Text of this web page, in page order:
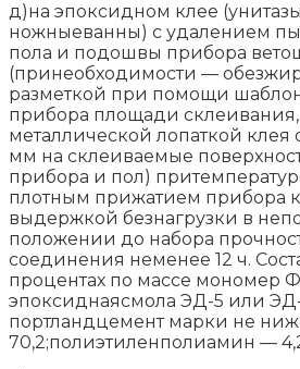
д)на эпоксидном клее
ножныеванны) с удалением
пола и подошвы прибора
(принеобходимости —
разметкой при помощи
прибора площади
металлической лопаткой
мм на склеиваемые
прибора и пол)
плотным прижатием прибора
выдержкой безнагрузки в
положении до набора
соединения неменее 12 ч.
процентах по массе мономер
эпоксиднаясмола ЭД-5 или
портландцемент марки не
70,2;полиэтиленполиамин —